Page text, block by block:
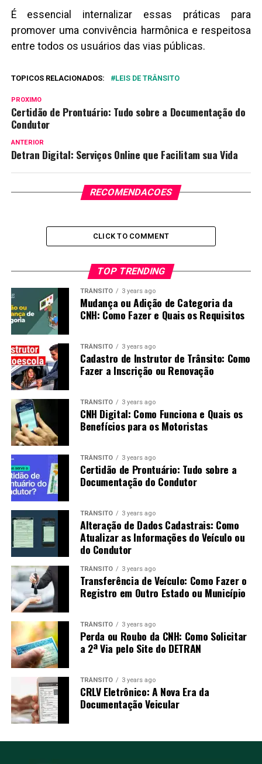
É essencial internalizar essas práticas para
promover uma convivência harmônica e respeitosa
entre todos os usuários das vias públicas.
TOPICOS RELACIONADOS: LEIS DE TRÂNSITO
PROXIMO
Certidão de Prontuário: Tudo sobre a Documentação do
Condutor
ANTERIOR
Detran Digital: Serviços Online que Facilitam sua Vida
RECOMENDACOES
CLICK TO COMMENT
TOP TRENDING
TRÂNSITO 3 years ago
Mudança ou Adição de Categoria da
CNH: Como Fazer e Quais os Requisitos
TRÂNSITO 3 years ago
Cadastro de Instrutor de Trânsito: Como
Fazer a Inscrição ou Renovação
TRÂNSITO 3 years ago
CNH Digital: Como Funciona e Quais os
Benefícios para os Motoristas
TRÂNSITO 3 years ago
Certidão de Prontuário: Tudo sobre a
Documentação do Condutor
TRÂNSITO 3 years ago
Alteração de Dados Cadastrais: Como
Atualizar as Informações do Veículo ou
do Condutor
TRÂNSITO 3 years ago
Transferência de Veículo: Como Fazer o
Registro em Outro Estado ou Município
TRÂNSITO 3 years ago
Perda ou Roubo da CNH: Como Solicitar
a 2ª Via pelo Site do DETRAN
TRÂNSITO 3 years ago
CRLV Eletrônico: A Nova Era da
Documentação Veicular